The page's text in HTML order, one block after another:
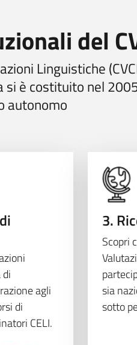
del
Linguistiche
si è costituito nel
autonomo
agli
di
CELI.
3.
Scopri
sia
sotto